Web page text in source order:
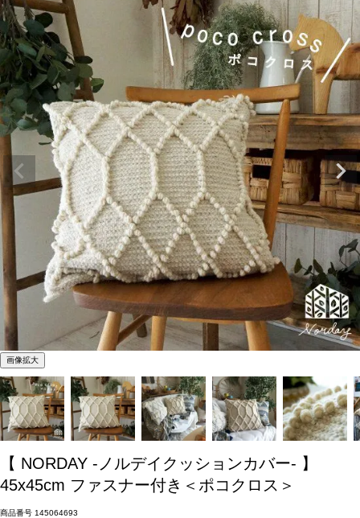
画像拡大
【 NORDAY -ノルデイクッションカバー- 】
45x45cm ファスナー付き＜ポコクロス＞
商品番号 145064693